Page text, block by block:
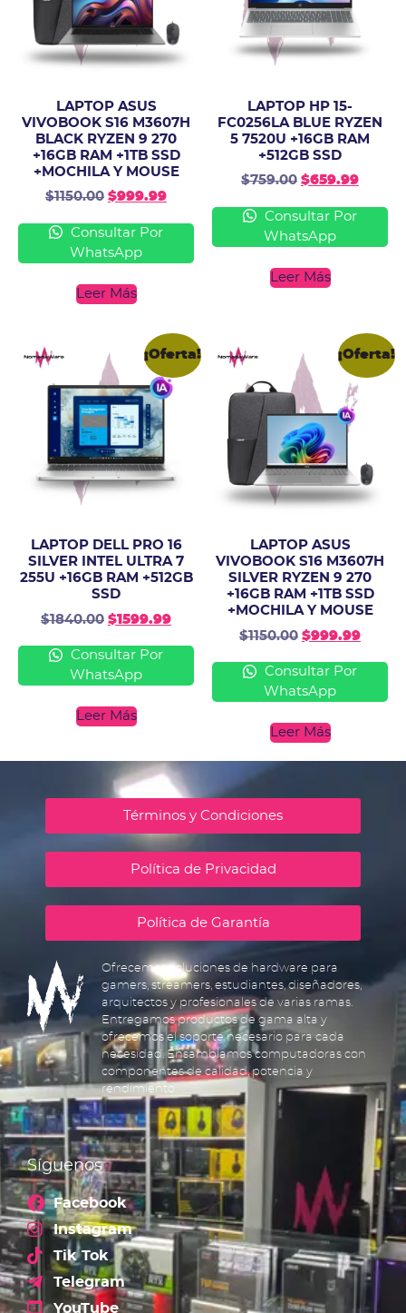
LAPTOP ASUS
VIVOBOOK S16 M3607H
BLACK RYZEN 9 270
+16GB RAM +1TB SSD
+MOCHILA Y MOUSE
$1150.00 $999.99
Consultar Por
WhatsApp
Leer Más
LAPTOP HP 15-
FC0256LA BLUE RYZEN
5 7520U +16GB RAM
+512GB SSD
$759.00 $659.99
Consultar Por
WhatsApp
Leer Más
¡Oferta!
LAPTOP DELL PRO 16
SILVER INTEL ULTRA 7
255U +16GB RAM +512GB
SSD
$1840.00 $1599.99
Consultar Por
WhatsApp
Leer Más
¡Oferta!
LAPTOP ASUS
VIVOBOOK S16 M3607H
SILVER RYZEN 9 270
+16GB RAM +1TB SSD
+MOCHILA Y MOUSE
$1150.00 $999.99
Consultar Por
WhatsApp
Leer Más
Términos y Condiciones
Política de Privacidad
Política de Garantía
Ofrecemos soluciones de hardware para
gamers, streamers, estudiantes, diseñadores,
arquitectos y profesionales de varias ramas.
Entregamos productos de gama alta y
ofrecemos el soporte necesario para cada
necesidad. Ensamblamos computadoras con
componentes de calidad, potencia y
rendimiento.
Síguenos
Facebook
Instagram
Tik Tok
Telegram
YouTube